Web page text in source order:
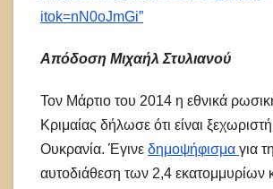
itok=nN0oJmGi”
Απόδοση Μιχαήλ Στυλιανού
Τον Μάρτιο του 2014 η εθνικά
Κριμαίας δήλωσε ότι είναι
Ουκρανία. Έγινε δημοψήφισμα για
αυτοδιάθεση των 2,4 εκατομμυρίων